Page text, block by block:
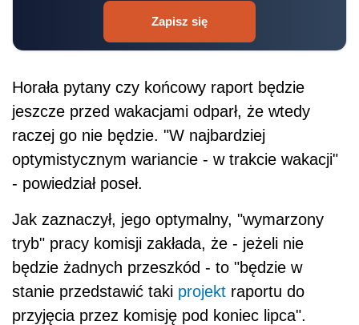
Zapisz się
Horała pytany czy końcowy raport będzie
jeszcze przed wakacjami odparł, że wtedy
raczej go nie będzie. "W najbardziej
optymistycznym wariancie - w trakcie wakacji"
- powiedział poseł.
Jak zaznaczył, jego optymalny, "wymarzony
tryb" pracy komisji zakłada, że - jeżeli nie
będzie żadnych przeszkód - to "będzie w
stanie przedstawić taki projekt raportu do
przyjęcia przez komisję pod koniec lipca".